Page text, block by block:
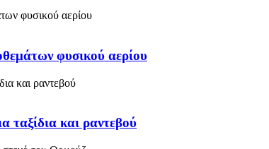
φυσικού αερίου
ταξίδια και ραντεβού